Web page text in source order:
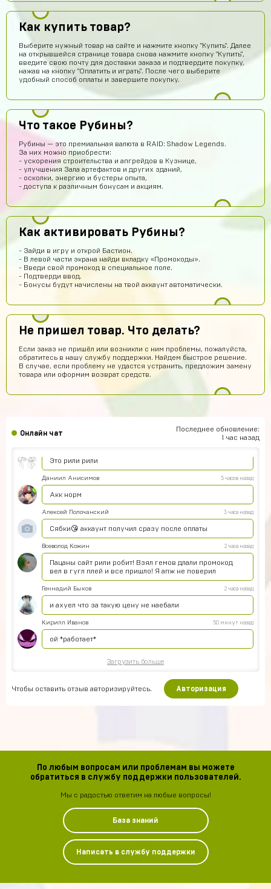
Как купить товар?
Выберите нужный товар на сайте и нажмите кнопку "Купить". Далее
на открывшейся странице товара снова нажмите кнопку "Купить",
введите свою почту для доставки заказа и подтвердите покупку,
нажав на кнопку "Оплатить и играть". После чего выберите
удобный способ оплаты и завершите покупку.
Что такое Рубины?
Рубины — это премиальная валюта в RAID: Shadow Legends.
За них можно приобрести:
- ускорения строительства и апгрейдов в Кузнице,
- улучшения Зала артефактов и других зданий,
- осколки, энергию и бустеры опыта,
- доступа к различным бонусам и акциям.
Как активировать Рубины?
- Зайди в игру и открой Бастион.
- В левой части экрана найди вкладку «Промокоды».
- Введи свой промокод в специальное поле.
- Подтверди ввод.
- Бонусы будут начислены на твой аккаунт автоматически.
Не пришел товар. Что делать?
Если заказ не пришёл или возникли с ним проблемы, пожалуйста,
обратитесь в нашу службу поддержки. Найдем быстрое решение.
В случае, если проблему не удастся устранить, предложим замену
товара или оформим возврат средств.
Онлайн чат
Последнее обновление:
1 час назад
Арсений Салтыков 14 часов назад
Сайт работает
Кирилл Будник
Норм
Юрий Маслов
Михаил Федоров заходи в игру под этим логином и
паролем и все
akimgotovsev2019 11 часов назад
Аккаунт пришёл
Тебе какая разница осёл
ребят сайт не обман
Норм???
Ера Ера
Это рили рили
Даниил Анисимов 5 часов назад
Акк норм
Алексей Полочанский 3 часа назад
Сябки😘 аккаунт получил сразу после оплаты
Всеволод Кожин 2 часа назад
Пацаны сайт рили робит! Взял гемов длали промокод
вел в гугл плей и все пришло! Я апж не поверил
Геннадий Быков 2 часа назад
и ахуел что за такую цену не наебали
Кирилл Иванов 50 минут назад
ой *работает*
Загрузить больше
Чтобы оставить отзыв авторизируйтесь. Авторизация
По любым вопросам или проблемам вы можете
обратиться в службу поддержки пользователей.
Мы с радостью ответим на любые вопросы!
База знаний
Написать в службу поддержки